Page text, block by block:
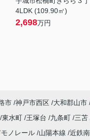
4LDK (109.90㎡)
2,698万円
市 神戸市西区 大和郡山市
東水町 王塚台 九条町 三苫
ノレール 山陽本線 近鉄